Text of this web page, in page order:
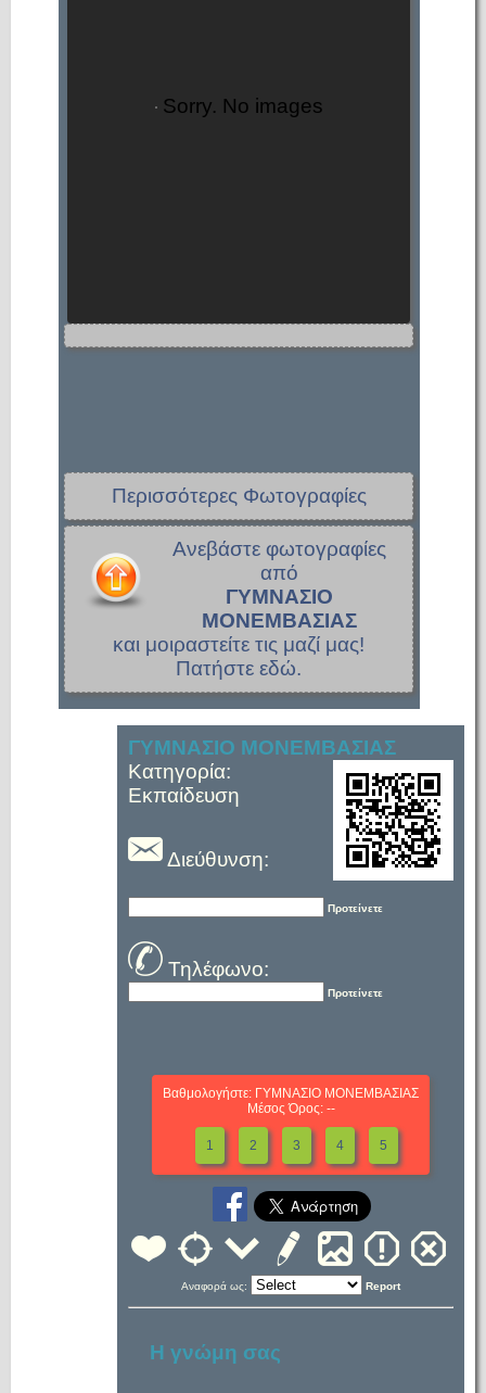
Sorry. No images
Περισσότερες Φωτογραφίες
Ανεβάστε φωτογραφίες
από
ΓΥΜΝΑΣΙΟ
ΜΟΝΕΜΒΑΣΙΑΣ
και μοιραστείτε τις μαζί μας!
Πατήστε εδώ.
ΓΥΜΝΑΣΙΟ ΜΟΝΕΜΒΑΣΙΑΣ
Κατηγορία:
Εκπαίδευση
Διεύθυνση:
Προτείνετε
Τηλέφωνο:
Προτείνετε
Βαθμολογήστε: ΓΥΜΝΑΣΙΟ ΜΟΝΕΜΒΑΣΙΑΣ
Μέσος Όρος: --
1 2 3 4 5
Αναφορά ως: Report
Η γνώμη σας